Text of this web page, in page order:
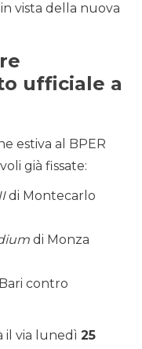
vista della nuova
ufficiale a
estiva al BPER
già fissate:
di Montecarlo
di Monza
contro
il via lunedì 25